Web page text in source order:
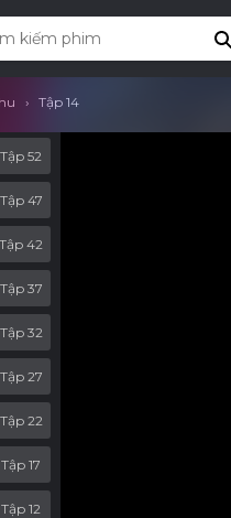
Tập 14
Tập 52
Tập 47
Tập 42
Tập 37
Tập 32
Tập 27
Tập 22
Tập 17
Tập 12